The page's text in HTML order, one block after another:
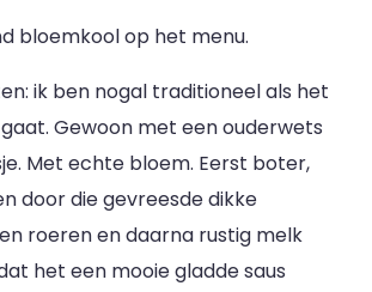
bloemkool op het menu.
ik ben nogal traditioneel als het
Gewoon met een ouderwets
Met echte bloem. Eerst boter,
door die gevreesde dikke
roeren en daarna rustig melk
het een mooie gladde saus